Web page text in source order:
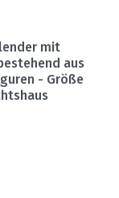
mit
aus
- Größe